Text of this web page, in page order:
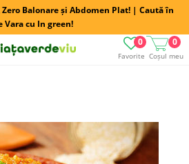
Balonare și Abdomen Plat! | Caută în
Vara cu In green!
Favorite
0
Coșul meu
0